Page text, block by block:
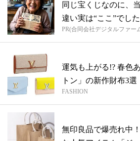
同じ宝くじなのに、
違い実は“ここ”でした
PR(合同会社デジタルファー
運気も上がる!? 春色
トン」の新作財布3選
FASHION
無印良品で爆売れ中